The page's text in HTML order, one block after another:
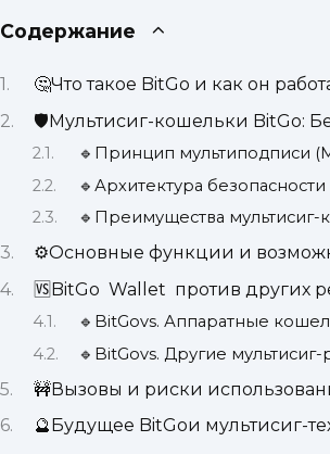
Содержание
🤔Что такое BitGo и как он
🛡️Мультисиг-кошельки BitGo:
🔹Принцип мультиподписи
🔹Архитектура
🔹Преимущества мультисиг-
⚙️Основные функции и
🆚BitGo Wallet против других
🔹BitGovs. Аппаратные
🔹BitGovs. Другие
🚧Вызовы и риски
🔮Будущее BitGoи мультисиг-